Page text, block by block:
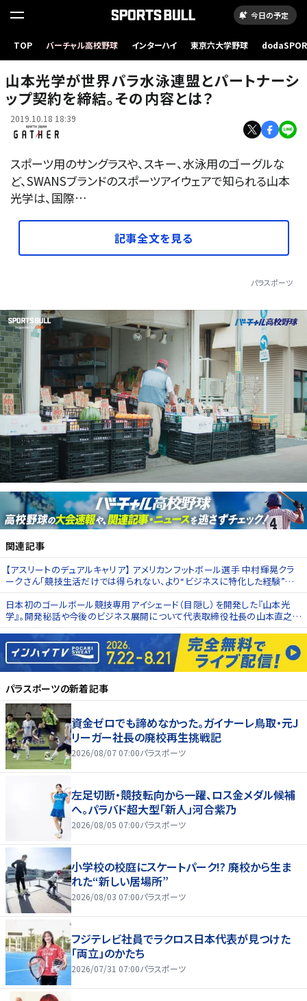
今日の予定
TOP バーチャル高校野球 インターハイ 東京六大学野球
山本光学が世界パラ水泳連盟とパートナーシ
ップ契約を締結。その内容とは？
2019.10.18 18:39
スポーツ用のサングラスや、スキー、水泳用のゴーグルな
ど、SWANSブランドのスポーツアイウェアで知られる山本
光学は、国際…
記事全文を見る
パラスポーツ
関連記事
【アスリートのデュアルキャリア】 アメリカンフットボール選手 中村輝晃クラ
ークさん「競技生活だけでは得られない、より“ビジネスに特化した経験”を
日本初のゴールボール競技専用アイシェード（目隠し）を開発した『山本光
学』。開発秘話や今後のビジネス展開について代表取締役社長の山本直之氏
パラスポーツの新着記事
資金ゼロでも諦めなかった。ガイナーレ鳥取・元J
リーガー社長の廃校再生挑戦記
2026/08/07 07:00パラスポーツ
左足切断・競技転向から一躍、ロス金メダル候補
へ。パラバド超大型「新人」河合紫乃
2026/08/05 07:00パラスポーツ
小学校の校庭にスケートパーク!? 廃校から生ま
れた“新しい居場所”
2026/08/03 07:00パラスポーツ
フジテレビ社員でラクロス日本代表が見つけた
「両立」のかたち
2026/07/31 07:00パラスポーツ